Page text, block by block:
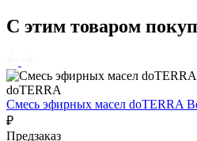
С этим товаром
doTERRA
Смесь эфирных масел doTERRA
₽
Предзаказ